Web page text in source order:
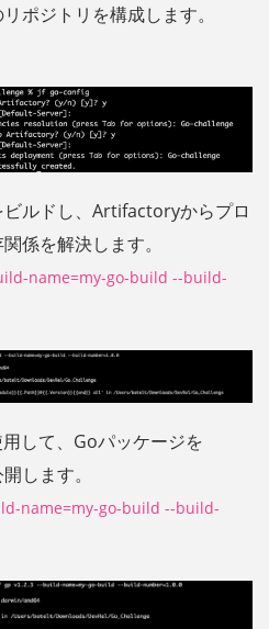
ポジトリを構成します。
ビルドし、Artifactoryからプロ
係を解決します。
name=my-go-build --build-
して、Goパッケージを
します。
name=my-go-build --build-